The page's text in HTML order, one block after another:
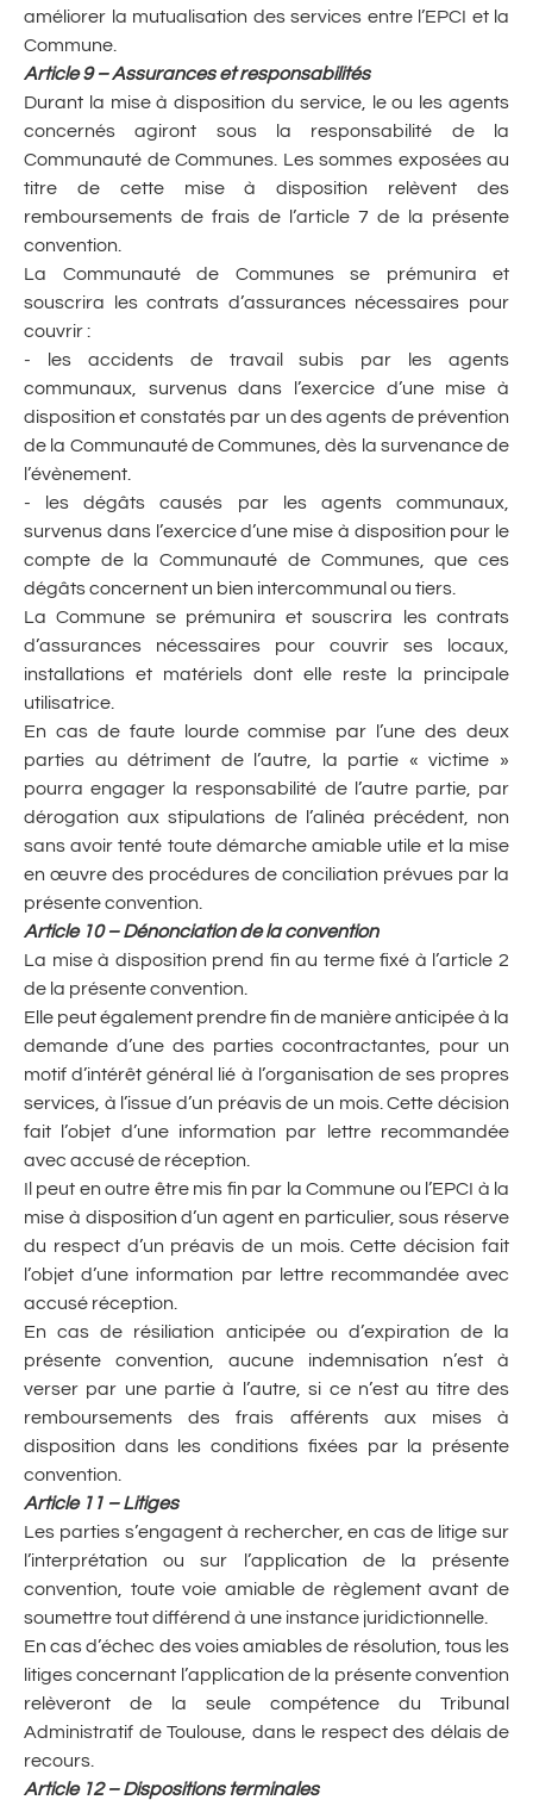
améliorer la mutualisation des services entre l’EPCI et la
Commune.
Article 9 – Assurances et responsabilités
Durant la mise à disposition du service, le ou les agents
concernés agiront sous la responsabilité de la
Communauté de Communes. Les sommes exposées au
titre de cette mise à disposition relèvent des
remboursements de frais de l’article 7 de la présente
convention.
La Communauté de Communes se prémunira et
souscrira les contrats d’assurances nécessaires pour
couvrir :
- les accidents de travail subis par les agents
communaux, survenus dans l’exercice d’une mise à
disposition et constatés par un des agents de prévention
de la Communauté de Communes, dès la survenance de
l’évènement.
- les dégâts causés par les agents communaux,
survenus dans l’exercice d’une mise à disposition pour le
compte de la Communauté de Communes, que ces
dégâts concernent un bien intercommunal ou tiers.
La Commune se prémunira et souscrira les contrats
d’assurances nécessaires pour couvrir ses locaux,
installations et matériels dont elle reste la principale
utilisatrice.
En cas de faute lourde commise par l’une des deux
parties au détriment de l’autre, la partie « victime »
pourra engager la responsabilité de l’autre partie, par
dérogation aux stipulations de l’alinéa précédent, non
sans avoir tenté toute démarche amiable utile et la mise
en œuvre des procédures de conciliation prévues par la
présente convention.
Article 10 – Dénonciation de la convention
La mise à disposition prend fin au terme fixé à l’article 2
de la présente convention.
Elle peut également prendre fin de manière anticipée à la
demande d’une des parties cocontractantes, pour un
motif d’intérêt général lié à l’organisation de ses propres
services, à l’issue d’un préavis de un mois. Cette décision
fait l’objet d’une information par lettre recommandée
avec accusé de réception.
Il peut en outre être mis fin par la Commune ou l’EPCI à la
mise à disposition d’un agent en particulier, sous réserve
du respect d’un préavis de un mois. Cette décision fait
l’objet d’une information par lettre recommandée avec
accusé réception.
En cas de résiliation anticipée ou d’expiration de la
présente convention, aucune indemnisation n’est à
verser par une partie à l’autre, si ce n’est au titre des
remboursements des frais afférents aux mises à
disposition dans les conditions fixées par la présente
convention.
Article 11 – Litiges
Les parties s’engagent à rechercher, en cas de litige sur
l’interprétation ou sur l’application de la présente
convention, toute voie amiable de règlement avant de
soumettre tout différend à une instance juridictionnelle.
En cas d’échec des voies amiables de résolution, tous les
litiges concernant l’application de la présente convention
relèveront de la seule compétence du Tribunal
Administratif de Toulouse, dans le respect des délais de
recours.
Article 12 – Dispositions terminales